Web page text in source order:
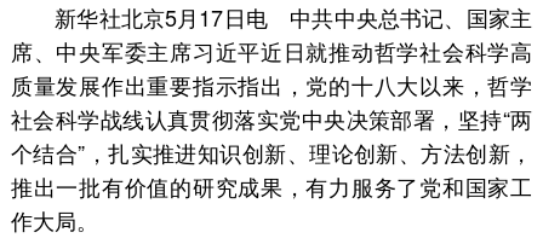
新华社北京5月17日电 中共中央总书记、国家主
席、中央军委主席习近平近日就推动哲学社会科学高
质量发展作出重要指示指出，党的十八大以来，哲学
社会科学战线认真贯彻落实党中央决策部署，坚持“两
个结合”，扎实推进知识创新、理论创新、方法创新，
推出一批有价值的研究成果，有力服务了党和国家工
作大局。